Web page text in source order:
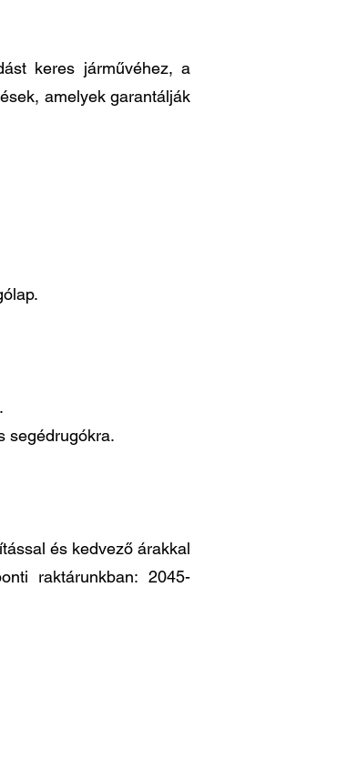
keres járművéhez, a
amelyek garantálják
segédrugókra.
és kedvező árakkal
raktárunkban: 2045-